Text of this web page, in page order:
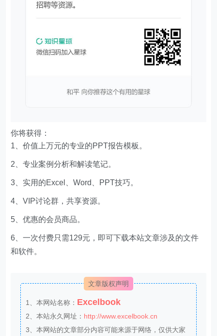
你将获得：
1、价值上万元的专业的PPT报告模板。
2、专业案例分析和解读笔记。
3、实用的Excel、Word、PPT技巧。
4、VIP讨论群，共享资源。
5、优惠的会员商品。
6、一次付费只需129元，即可下载本站文章涉及的文件
和软件。
文章版权声明
1、本网站名称： Excelbook
2、本站永久网址： http://www.excelbook.cn
3、本网站的文章部分内容可能来源于网络，仅供大家